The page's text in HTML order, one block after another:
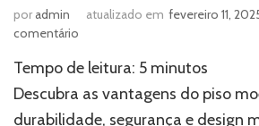
poradmin atualizado em fevereiro 11,
comentário
moeda
de
Tempo de leitura: 5 minutos
Descubra as vantagens do piso
durabilidade, segurança e design